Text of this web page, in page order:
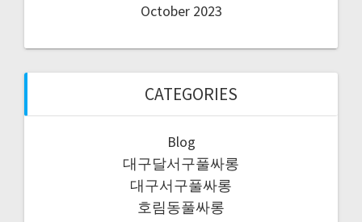
October 2023
CATEGORIES
Blog
대구달서구풀싸롱
대구서구풀싸롱
호림동풀싸롱